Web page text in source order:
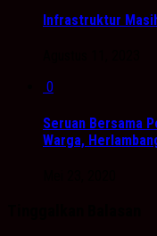
Infrastruktur
0
Seruan Bersama
Warga,